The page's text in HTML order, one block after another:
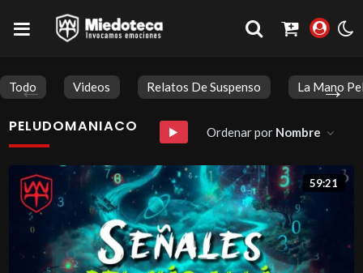
Todo Videos Relatos De Suspenso La Mano
PELUDOMANIACO Ordenar por Nombre
59:21